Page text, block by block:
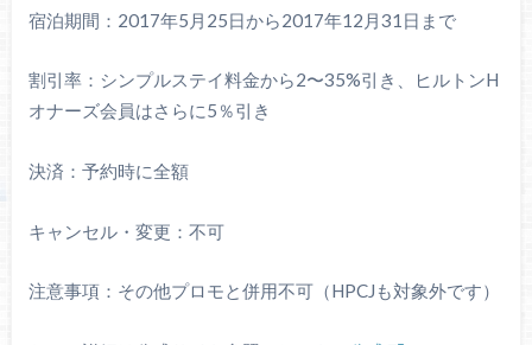
宿泊期間：2017年5月25日から2017年12月31日まで
割引率：シンプルステイ料金から2〜35%引き、ヒルトンH
オナーズ会員はさらに5％引き
決済：予約時に全額
キャンセル・変更：不可
注意事項：その他プロモと併用不可（HPCJも対象外です）